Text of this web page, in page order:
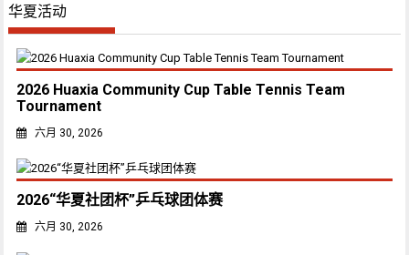
华夏活动
2026 Huaxia Community Cup Table Tennis Team
Tournament
六月 30, 2026
2026“华夏社团杯”乒乓球团体赛
六月 30, 2026